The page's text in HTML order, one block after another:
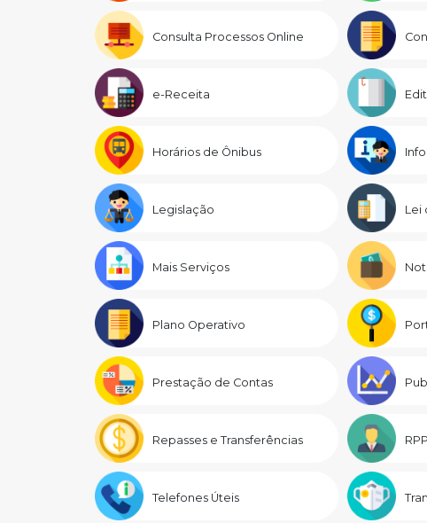
Consulta Processos Online
e-Receita
Horários de Ônibus
Legislação Lei
Mais Serviços
Plano Operativo
Prestação de Contas
Repasses e Transferências
Telefones Úteis